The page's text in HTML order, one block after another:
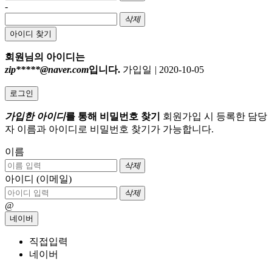
-
삭제
아이디 찾기
회원님의 아이디는
zip*****@naver.com입니다. 가입일 | 2020-10-05
로그인
가입한 아이디를 통해 비밀번호 찾기
회원가입 시 등록한 담당
자 이름과 아이디로 비밀번호 찾기가 가능합니다.
이름
삭제
아이디 (이메일)
삭제
@
네이버
직접입력
네이버